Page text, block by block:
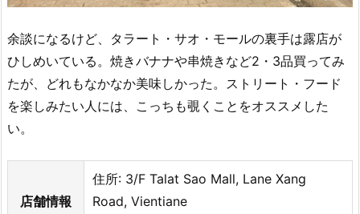
余談になるけど、タラート・サオ・モールの裏手は露店が
ひしめいている。焼きバナナや串焼きなど2・3品買ってみ
たが、どれもなかなか美味しかった。ストリート・フード
を楽しみたい人には、こっちも覗くことをオススメした
い。
店舗情報
住所: 3/F Talat Sao Mall, Lane Xang
Road, Vientiane